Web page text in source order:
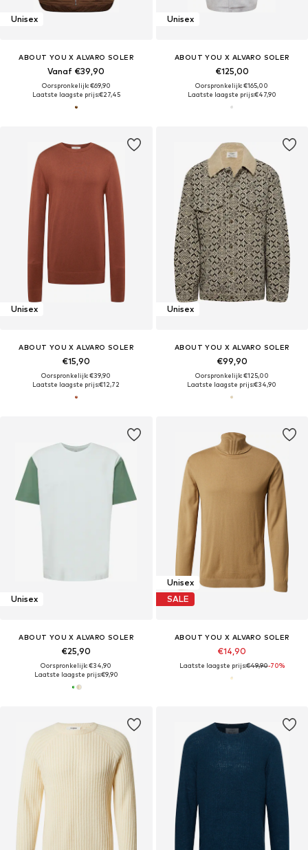
Unisex
ABOUT YOU X ALVARO SOLER
Vanaf €39,90
Oorspronkelijk: €69,90
Laatste laagste prijs:€27,45
Unisex
ABOUT YOU X ALVARO SOLER
€125,00
Oorspronkelijk: €165,00
Laatste laagste prijs:€47,90
Unisex
ABOUT YOU X ALVARO SOLER
€15,90
Oorspronkelijk: €39,90
Laatste laagste prijs:€12,72
Unisex
ABOUT YOU X ALVARO SOLER
€99,90
Oorspronkelijk: €125,00
Laatste laagste prijs:€34,90
Unisex
ABOUT YOU X ALVARO SOLER
€25,90
Oorspronkelijk: €34,90
Laatste laagste prijs:€9,90
Unisex
SALE
ABOUT YOU X ALVARO SOLER
€14,90
Laatste laagste prijs:€49,90-70%